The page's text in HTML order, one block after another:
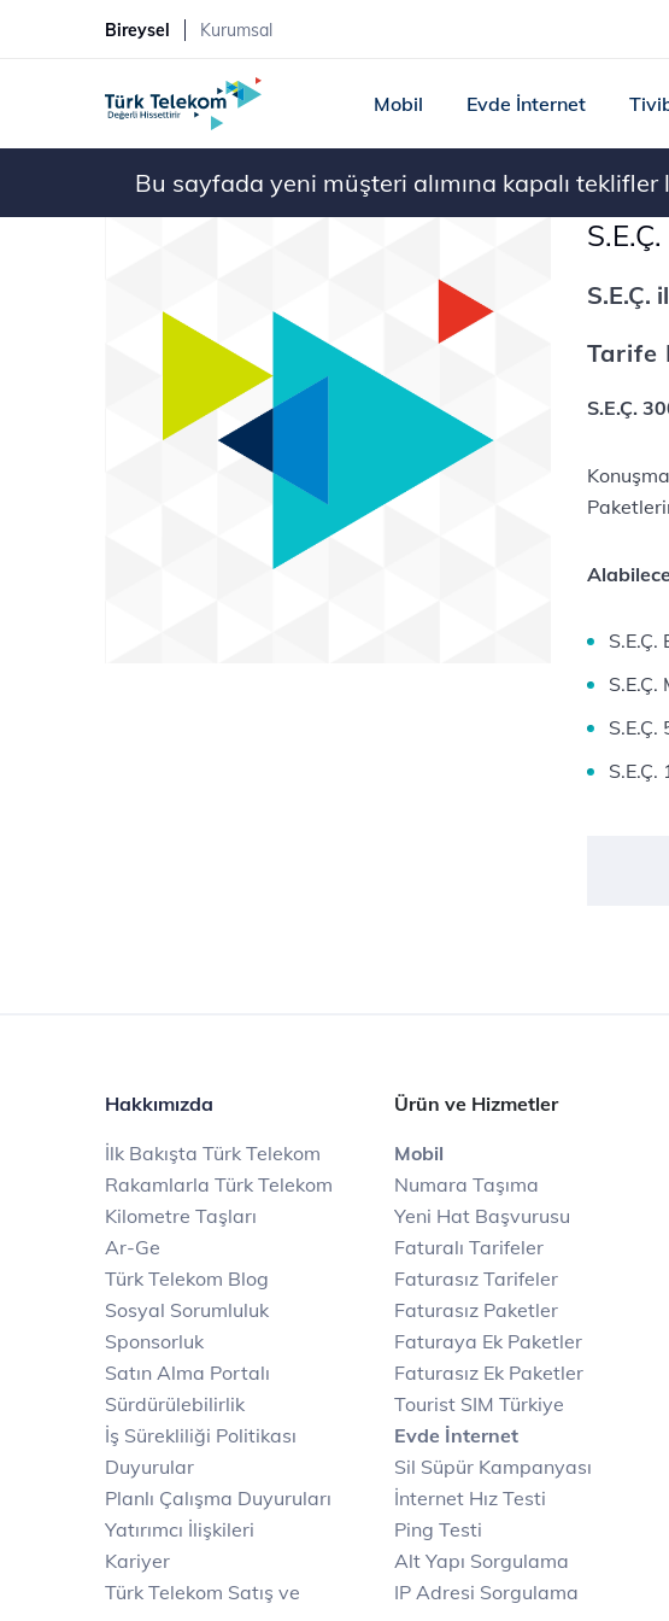
Bireysel Kurumsal
Mobil Evde İnternet
Bu sayfada yeni müşteri alımına kapalı
S.E.Ç.
Tarife
S.E.Ç.
S.E.Ç.
Hakkımızda
İlk Bakışta Türk Telekom
Rakamlarla Türk Telekom
Kilometre Taşları
Ar-Ge
Türk Telekom Blog
Sosyal Sorumluluk
Sponsorluk
Satın Alma Portalı
Sürdürülebilirlik
İş Sürekliliği Politikası
Duyurular
Planlı Çalışma Duyuruları
Yatırımcı İlişkileri
Kariyer
Türk Telekom Satış ve
Ürün ve Hizmetler
Mobil
Numara Taşıma
Yeni Hat Başvurusu
Faturalı Tarifeler
Faturasız Tarifeler
Faturasız Paketler
Faturaya Ek Paketler
Faturasız Ek Paketler
Tourist SIM Türkiye
Evde İnternet
Sil Süpür Kampanyası
İnternet Hız Testi
Ping Testi
Alt Yapı Sorgulama
IP Adresi Sorgulama